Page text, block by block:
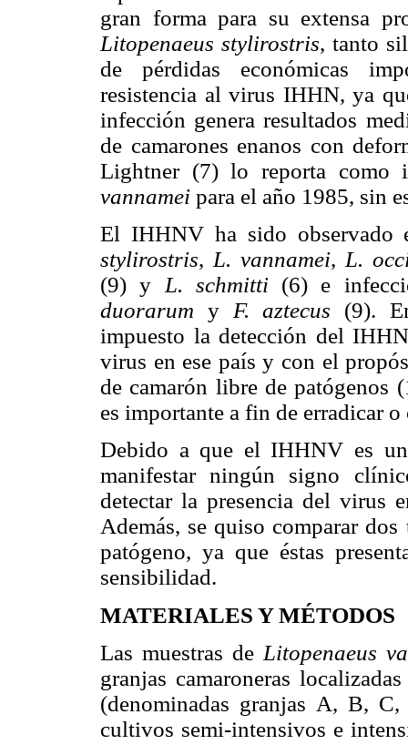
gran forma para su extensa
Litopenaeus stylirostris, tanto
de pérdidas económicas
resistencia al virus IHHN, ya
infección genera resultados
de camarones enanos con
Lightner (7) lo reporta como
vannamei para el año 1985, sin
El IHHNV ha sido observado
stylirostris, L. vannamei, L.
(9) y L. schmitti(6) e
duorarum y F. aztecus (9).
impuesto la detección del
virus en ese país y con el
de camarón libre de
es importante a fin de erradicar
Debido a que el IHHNV es un
manifestar ningún signo
detectar la presencia del virus
Además, se quiso comparar
patógeno, ya que éstas
sensibilidad.
MATERIALES Y MÉTODOS
Las muestras de Litopenaeus
granjas camaroneras
(denominadas granjas A, B,
cultivos semi-intensivos e